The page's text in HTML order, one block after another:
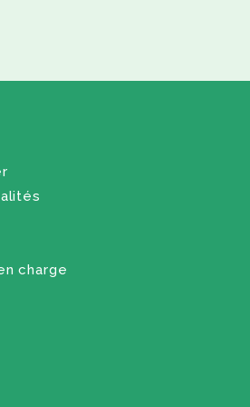
charge